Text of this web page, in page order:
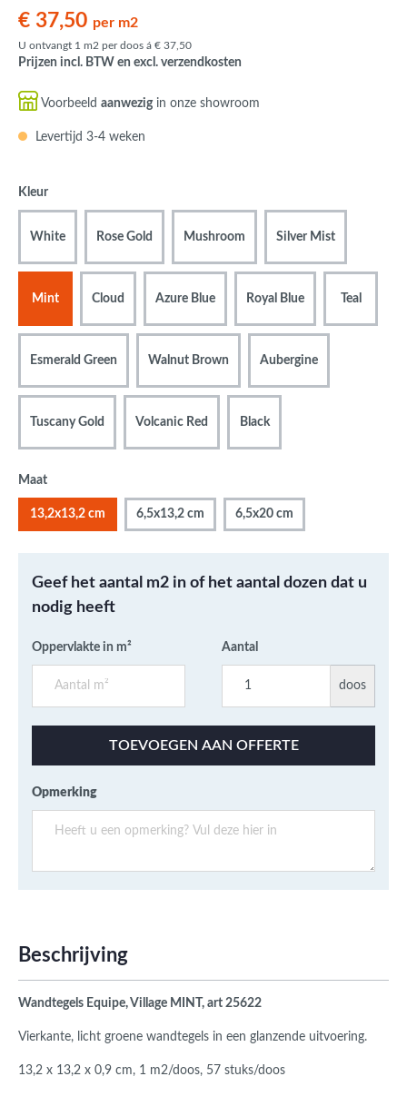
€ 37,50 per m2
U ontvangt 1 m2 per doos á € 37,50
Prijzen incl. BTW en excl. verzendkosten
Voorbeeld aanwezigin onze showroom
Levertijd 3-4 weken
Kleur
White Rose Gold Mushroom Silver Mist
Mint Cloud Azure Blue Royal Blue Teal
Esmerald Green Walnut Brown Aubergine
Tuscany Gold Volcanic Red Black
Maat
13,2x13,2 cm 6,5x13,2 cm 6,5x20 cm
Geef het aantal m2 in of het aantal dozen dat u
nodig heeft
Oppervlakte in m² Aantal
doos
TOEVOEGEN AAN OFFERTE
Opmerking
Beschrijving
Wandtegels Equipe, Village MINT, art 25622
Vierkante, licht groene wandtegels in een glanzende uitvoering.
13,2 x 13,2 x 0,9 cm, 1 m2/doos, 57 stuks/doos